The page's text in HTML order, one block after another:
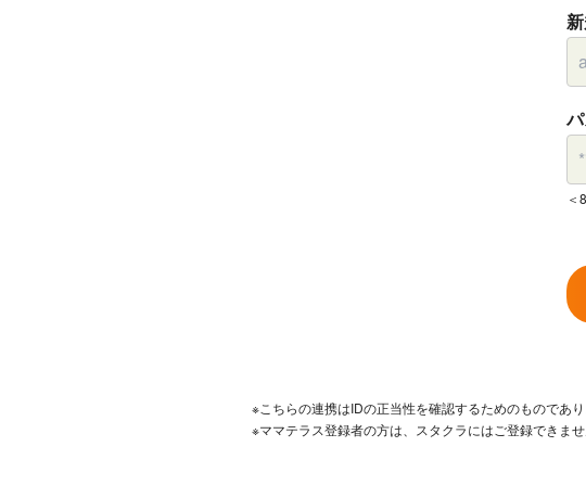
＜
※こちらの連携はIDの正当性を確認するためのものであ
※ママテラス登録者の方は、スタクラにはご登録できませ